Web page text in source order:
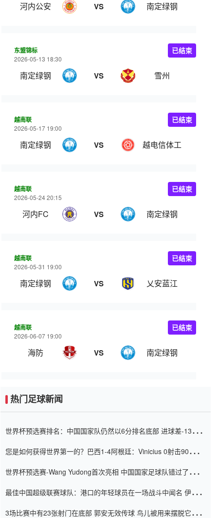
河内公安 VS 南定绿钢
东盟锦标
2026-05-13 18:30
南定绿钢 VS 雪州
已结束
越南联
2026-05-17 19:00
南定绿钢 VS 越电信体工
已结束
越南联
2026-05-24 20:15
河内FC VS 南定绿钢
已结束
越南联
2026-05-31 19:00
南定绿钢 VS 乂安蓝江
已结束
越南联
2026-06-07 19:00
海防 VS 南定绿钢
已结束
热门足球新闻
世界杯预选赛排名：中国国家队仍然以6分排名底部 进球差-13令人
您是如何获得世界第一的？巴西1-4阿根廷：Vinicius 0射击90分钟
世界杯预选赛-Wang Yudong首次亮相 中国国家足球队错过了世界
最佳中国超级联赛球队：港口的年轻球员在一场战斗中闻名 伊万放
3场比赛中有23张射门在底部 郭安无效传球 鸟儿被用来摆脱它